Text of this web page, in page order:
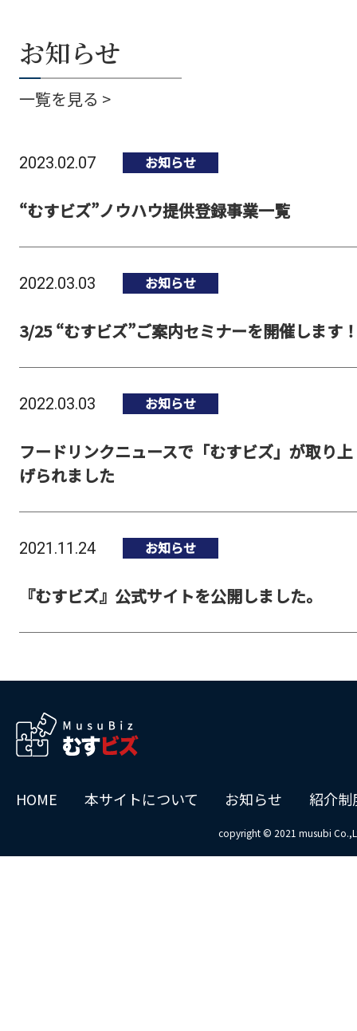
お知らせ
一覧を見る >
2023.02.07 お知らせ
“むすビズ”ノウハウ提供登録事業一覧
2022.03.03 お知らせ
3/25 “むすビズ”ご案内セミナーを開催します
2022.03.03 お知らせ
フードリンクニュースで「むすビズ」が取り上
げられました
2021.11.24 お知らせ
『むすビズ』公式サイトを公開しました。
HOME 本サイトについて お知らせ 紹介制
copyright © 2021 musubi